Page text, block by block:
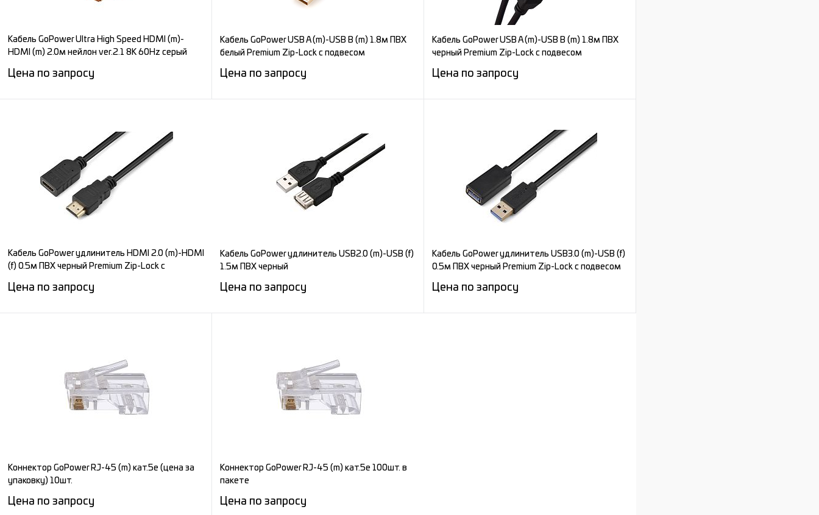
Кабель GoPower Ultra High Speed HDMI (m)-
HDMI (m) 2.0м нейлон ver.2.1 8K 60Hz серый
Цена по запросу
В избранное Под заказ
Кабель GoPower USB A (m)-USB B (m) 1.8м ПВХ
белый Premium Zip-Lock c подвесом
Цена по запросу
В избранное Под заказ
Кабель GoPower USB A (m)-USB B (m) 1.8м ПВХ
черный Premium Zip-Lock c подвесом
Цена по запросу
В избранное Под заказ
Кабель GoPower удлинитель HDMI 2.0 (m)-HDMI
(f) 0.5м ПВХ черный Premium Zip-Lock c
Цена по запросу
В избранное Под заказ
Кабель GoPower удлинитель USB2.0 (m)-USB (f)
1.5м ПВХ черный
Цена по запросу
В избранное Под заказ
Кабель GoPower удлинитель USB3.0 (m)-USB (f)
0.5м ПВХ черный Premium Zip-Lock c подвесом
Цена по запросу
Коннектор GoPower RJ-45 (m) кат.5е (цена за
упаковку) 10шт.
Цена по запросу
Коннектор GoPower RJ-45 (m) кат.5е 100шт. в
пакете
Цена по запросу